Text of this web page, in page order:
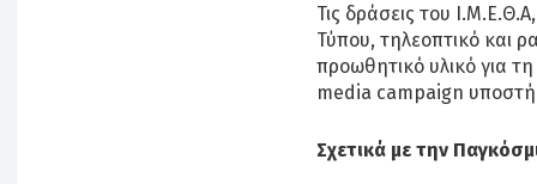
Τις δράσεις του
Τύπου, τηλεοπτικό και
προωθητικό υλικό για
media campaign
Σχετικά με την